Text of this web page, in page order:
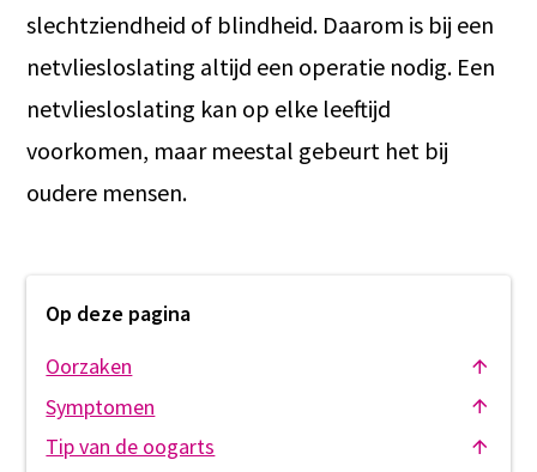
slechtziendheid of blindheid. Daarom is bij een
netvliesloslating altijd een operatie nodig. Een
netvliesloslating kan op elke leeftijd
voorkomen, maar meestal gebeurt het bij
oudere mensen.
Op deze pagina
Oorzaken
Symptomen
Tip van de oogarts